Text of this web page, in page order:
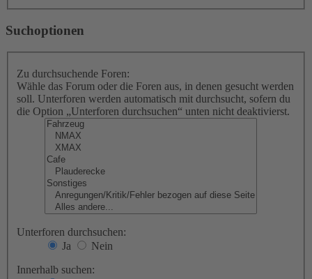
Suchoptionen
Zu durchsuchende Foren:
Wähle das Forum oder die Foren aus, in denen gesucht werden
soll. Unterforen werden automatisch mit durchsucht, sofern du
die Option „Unterforen durchsuchen“ unten nicht deaktivierst.
Unterforen durchsuchen:
Ja
Nein
Innerhalb suchen: